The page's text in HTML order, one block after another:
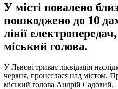
У місті повалено
пошкоджено до 10
лінії
міський голова.
У Львові триває ліквідація
червня, пронеслася над містом.
міський голова Андрій Садовий.